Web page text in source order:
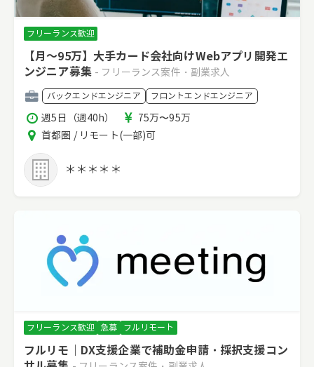
フリーランス歓迎
【月～95万】大手カード会社向けWebアプリ開発エ
ンジニア募集 - フリーランス案件・副業求人
職
種
バックエンドエンジニア フロントエンドエンジニア
稼
働
時
間
週5日（週40h）
報
酬
75万〜95万
エ
ア
首都圏 / リモート(一部)可
＊＊＊＊＊
フリーランス歓迎 急募 フルリモート
フルリモ｜DX支援企業で補助金申請・採択支援コン